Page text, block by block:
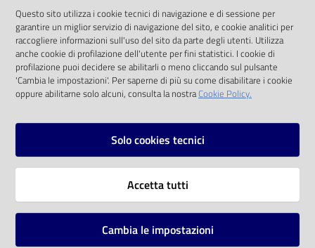
Eventi
Chiedi al
bibliotecario
Avvisi
solo alle condizioni previste dalla direttiva
comunitaria 2003/98/CE e dal d.lgs. 36/2006
SOCIAL
Instagram
Vai alla pagina
Questo sito utilizza i cookie tecnici di navigazione e di sessione per
garantire un miglior servizio di navigazione del sito, e cookie analitici per
raccogliere informazioni sull'uso del sito da parte degli utenti. Utilizza
anche cookie di profilazione dell'utente per fini statistici. I cookie di
profilazione puoi decidere se abilitarli o meno cliccando sul pulsante
'Cambia le impostazioni'. Per saperne di più su come disabilitare i cookie
oppure abilitarne solo alcuni, consulta la nostraCookie Policy.
Solo cookies tecnici
Accetta tutti
Cambia le impostazioni